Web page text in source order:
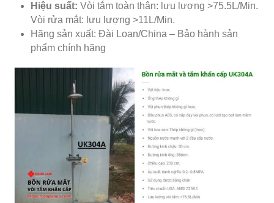
Hiệu suất: Vòi tắm toàn thân: lưu lượng >75.5L/Min.
Vòi rửa mắt: lưu lượng >11L/Min.
Hãng sản xuất: Đài Loan/China – Bảo hành sản
phẩm chính hãng